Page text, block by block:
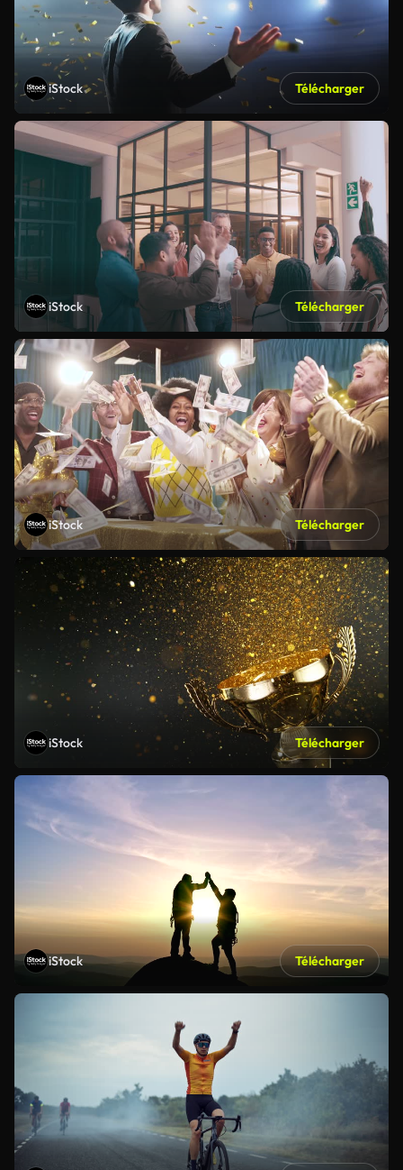
iStock Télécharger
iStock Télécharger
iStock Télécharger
iStock Télécharger
iStock Télécharger